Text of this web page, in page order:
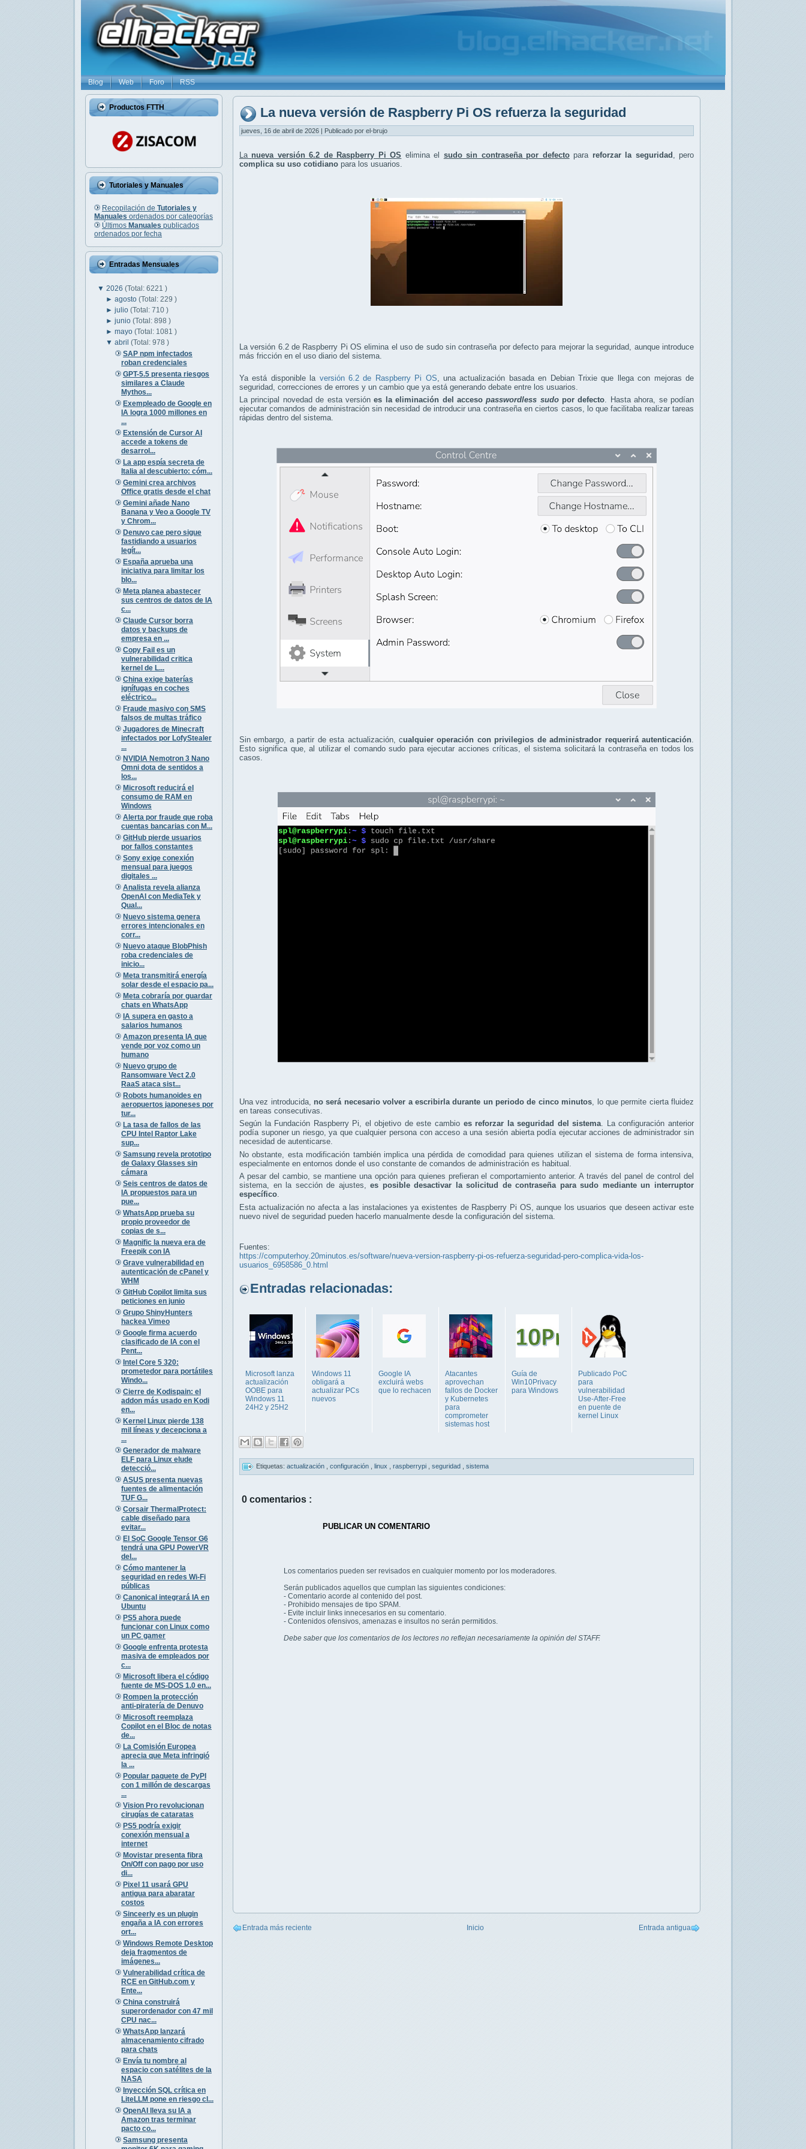
Blog Web Foro RSS
Productos FTTH
Tutoriales y Manuales
Recopilación de Tutoriales y
Manuales ordenados por categorías
Últimos Manuales publicados
ordenados por fecha
Entradas Mensuales
▼ 2026 (Total: 6221 )
►agosto(Total: 229 )
►julio(Total: 710 )
►junio(Total: 898 )
►mayo(Total: 1081 )
▼abril(Total: 978 )
SAP npm infectados
roban credenciales
GPT-5.5 presenta riesgos
similares a Claude
Mythos...
Exempleado de Google en
IA logra 1000 millones en
...
Extensión de Cursor AI
accede a tokens de
desarrol...
La app espía secreta de
Italia al descubierto: cóm...
Gemini crea archivos
Office gratis desde el chat
Gemini añade Nano
Banana y Veo a Google TV
y Chrom...
Denuvo cae pero sigue
fastidiando a usuarios
legít...
España aprueba una
iniciativa para limitar los
blo...
Meta planea abastecer
sus centros de datos de IA
c...
Claude Cursor borra
datos y backups de
empresa en ...
Copy Fail es un
vulnerabilidad critica
kernel de L...
China exige baterías
ignífugas en coches
eléctrico...
Fraude masivo con SMS
falsos de multas tráfico
Jugadores de Minecraft
infectados por LofyStealer
...
NVIDIA Nemotron 3 Nano
Omni dota de sentidos a
los...
Microsoft reducirá el
consumo de RAM en
Windows
Alerta por fraude que roba
cuentas bancarias con M...
GitHub pierde usuarios
por fallos constantes
Sony exige conexión
mensual para juegos
digitales ...
Analista revela alianza
OpenAI con MediaTek y
Qual...
Nuevo sistema genera
errores intencionales en
corr...
Nuevo ataque BlobPhish
roba credenciales de
inicio...
Meta transmitirá energía
solar desde el espacio pa...
Meta cobraría por guardar
chats en WhatsApp
IA supera en gasto a
salarios humanos
Amazon presenta IA que
vende por voz como un
humano
Nuevo grupo de
Ransomware Vect 2.0
RaaS ataca sist...
Robots humanoides en
aeropuertos japoneses por
tur...
La tasa de fallos de las
CPU Intel Raptor Lake
sup...
Samsung revela prototipo
de Galaxy Glasses sin
cámara
Seis centros de datos de
IA propuestos para un
pue...
WhatsApp prueba su
propio proveedor de
copias de s...
Magnific la nueva era de
Freepik con IA
Grave vulnerabilidad en
autenticación de cPanel y
WHM
GitHub Copilot limita sus
peticiones en junio
Grupo ShinyHunters
hackea Vimeo
Google firma acuerdo
clasificado de IA con el
Pent...
Intel Core 5 320:
prometedor para portátiles
Windo...
Cierre de Kodispain: el
addon más usado en Kodi
en...
Kernel Linux pierde 138
mil líneas y decepciona a
...
Generador de malware
ELF para Linux elude
detecció...
ASUS presenta nuevas
fuentes de alimentación
TUF G...
Corsair ThermalProtect:
cable diseñado para
evitar...
El SoC Google Tensor G6
tendrá una GPU PowerVR
del...
Cómo mantener la
seguridad en redes Wi-Fi
públicas
Canonical integrará IA en
Ubuntu
PS5 ahora puede
funcionar con Linux como
un PC gamer
Google enfrenta protesta
masiva de empleados por
c...
Microsoft libera el código
fuente de MS-DOS 1.0 en...
Rompen la protección
anti-piratería de Denuvo
Microsoft reemplaza
Copilot en el Bloc de notas
de...
La Comisión Europea
aprecia que Meta infringió
la ...
Popular paquete de PyPI
con 1 millón de descargas
...
Vision Pro revolucionan
cirugías de cataratas
PS5 podría exigir
conexión mensual a
internet
Movistar presenta fibra
On/Off con pago por uso
di...
Pixel 11 usará GPU
antigua para abaratar
costos
Sinceerly es un plugin
engaña a IA con errores
ort...
Windows Remote Desktop
deja fragmentos de
imágenes...
Vulnerabilidad crítica de
RCE en GitHub.com y
Ente...
China construirá
superordenador con 47 mil
CPU nac...
WhatsApp lanzará
almacenamiento cifrado
para chats
Envía tu nombre al
espacio con satélites de la
NASA
Inyección SQL crítica en
LiteLLM pone en riesgo cl...
OpenAI lleva su IA a
Amazon tras terminar
pacto co...
Samsung presenta
La nueva versión de Raspberry Pi OS refuerza la seguridad
jueves, 16 de abril de 2026 | Publicado por el-brujo
La nueva versión 6.2 de Raspberry Pi OS elimina el sudo sin contraseña por defectopara reforzar la seguridad
, pero
complica su uso cotidiano para los usuarios.
La versión 6.2 de Raspberry Pi OS elimina el uso de sudo sin contraseña por defecto para mejorar la seguridad, aunque introduce
más fricción en el uso diario del sistema.
Ya está disponible la versión 6.2 de Raspberry Pi OS , una actualización basada en Debian Trixie que llega con mejoras de
seguridad, correcciones de errores y un cambio que ya está generando debate entre los usuarios.
La principal novedad de esta versiónes la eliminación del accesopasswordless sudopor defecto. Hasta ahora, se podían
ejecutar comandos de administración sin necesidad de introducir una contraseña en ciertos casos, lo que facilitaba realizar tareas
rápidas dentro del sistema.
Sin embargo, a partir de esta actualización, cualquier operación con privilegios de administrador requerirá autenticación.
Esto significa que, al utilizar el comando sudo para ejecutar acciones críticas, el sistema solicitará la contraseña en todos los
casos.
Una vez introducida, no será necesario volver a escribirla durante un periodo de cinco minutos , lo que permite cierta fluidez
en tareas consecutivas.
Según la Fundación Raspberry Pi, el objetivo de este cambio es reforzar la seguridad del sistema. La configuración anterior
podía suponer un riesgo, ya que cualquier persona con acceso a una sesión abierta podía ejecutar acciones de administrador sin
necesidad de autenticarse.
No obstante, esta modificación también implica una pérdida de comodidad para quienes utilizan el sistema de forma intensiva,
especialmente en entornos donde el uso constante de comandos de administración es habitual.
A pesar del cambio, se mantiene una opción para quienes prefieran el comportamiento anterior. A través del panel de control del
sistema, en la sección de ajustes,es posible desactivar la solicitud de contraseña para sudo mediante un interruptor
específico.
Esta actualización no afecta a las instalaciones ya existentes de Raspberry Pi OS, aunque los usuarios que deseen activar este
nuevo nivel de seguridad pueden hacerlo manualmente desde la configuración del sistema.
Fuentes:
https://computerhoy.20minutos.es/software/nueva-version-raspberry-pi-os-refuerza-seguridad-pero-complica-vida-los-
usuarios_6958586_0.html
Entradas relacionadas:
Microsoft lanza
actualización
OOBE para
Windows 11
24H2 y 25H2
Windows 11
obligará a
actualizar PCs
nuevos
Google IA
excluirá webs
que lo rechacen
Atacantes
aprovechan
fallos de Docker
y Kubernetes
para
comprometer
sistemas host
Guía de
Win10Privacy
para Windows
Publicado PoC
para
vulnerabilidad
Use-After-Free
en puente de
kernel Linux
Etiquetas: actualización configuración linux raspberrypi seguridad sistema
0 comentarios :
PUBLICAR UN COMENTARIO
Los comentarios pueden ser revisados en cualquier momento por los moderadores.
Serán publicados aquellos que cumplan las siguientes condiciones:
- Comentario acorde al contenido del post.
- Prohibido mensajes de tipo SPAM.
- Evite incluir links innecesarios en su comentario.
- Contenidos ofensivos, amenazas e insultos no serán permitidos.
Debe saber que los comentarios de los lectores no reflejan necesariamente la opinión del STAFF.
Entrada más reciente Entrada antigua
Inicio